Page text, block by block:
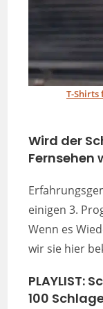
T-Shirts
Wird der
Fernsehen
einigen 3.
Wenn es
wir sie hier
PLAYLIST:
100